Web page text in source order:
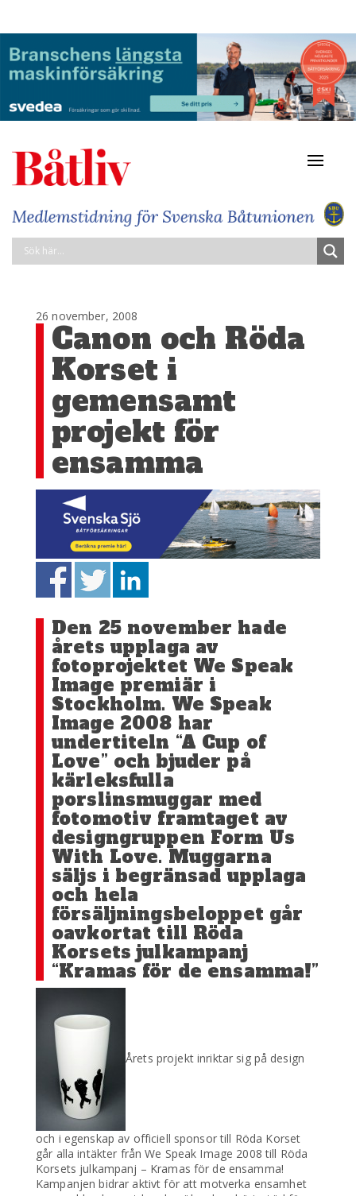
26 november, 2008
Canon och Röda
Korset i
gemensamt
projekt för
ensamma
Den 25 november hade
årets upplaga av
fotoprojektet We Speak
Image premiär i
Stockholm. We Speak
Image 2008 har
undertiteln “A Cup of
Love” och bjuder på
kärleksfulla
porslinsmuggar med
fotomotiv framtaget av
designgruppen Form Us
With Love. Muggarna
säljs i begränsad upplaga
och hela
försäljningsbeloppet går
oavkortat till Röda
Korsets julkampanj
“Kramas för de ensamma!”
Årets projekt inriktar sig på design
och i egenskap av officiell sponsor till Röda Korset
går alla intäkter från We Speak Image 2008 till Röda
Korsets julkampanj – Kramas för de ensamma!
Kampanjen bidrar aktivt för att motverka ensamhet